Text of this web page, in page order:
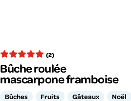
(2)
Bûche roulée
mascarpone framboise
Bûches Fruits Gâteaux Noël